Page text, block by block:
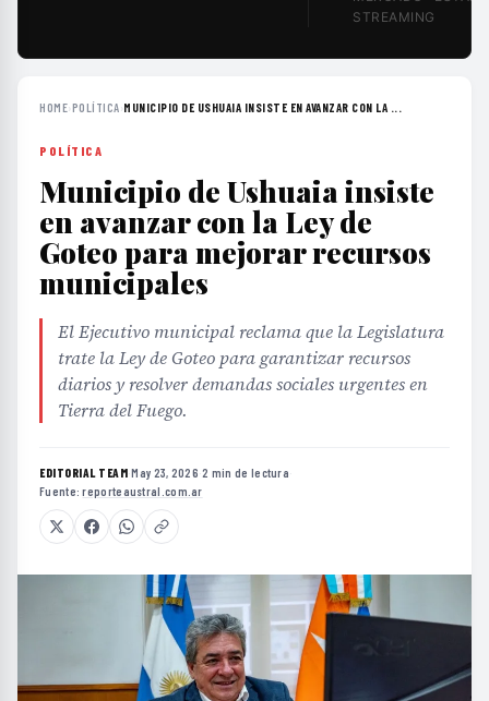
STREAMING
HOME›POLÍTICA›MUNICIPIO DE USHUAIA INSISTE EN AVANZAR CON LA ...
POLÍTICA
Municipio de Ushuaia insiste
en avanzar con la Ley de
Goteo para mejorar recursos
municipales
El Ejecutivo municipal reclama que la Legislatura
trate la Ley de Goteo para garantizar recursos
diarios y resolver demandas sociales urgentes en
Tierra del Fuego.
EDITORIAL TEAM·May 23, 2026·2 min de lectura·
Fuente:reporteaustral.com.ar